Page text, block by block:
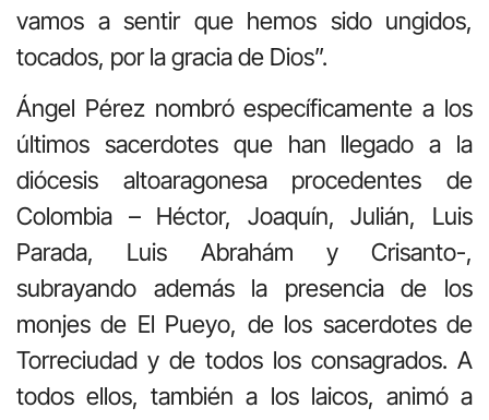
vamos a sentir que hemos sido ungidos,
tocados, por la gracia de Dios”.
Ángel Pérez nombró específicamente a los
últimos sacerdotes que han llegado a la
diócesis altoaragonesa procedentes de
Colombia – Héctor, Joaquín, Julián, Luis
Parada, Luis Abrahám y Crisanto-,
subrayando además la presencia de los
monjes de El Pueyo, de los sacerdotes de
Torreciudad y de todos los consagrados. A
todos ellos, también a los laicos, animó a